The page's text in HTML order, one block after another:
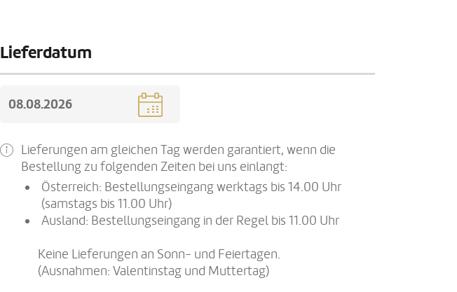
Lieferdatum
Lieferungen am gleichen Tag werden garantiert, wenn die
Bestellung zu folgenden Zeiten bei uns einlangt:
Österreich: Bestellungseingang werktags bis 14.00 Uhr
(samstags bis 11.00 Uhr)
Ausland: Bestellungseingang in der Regel bis 11.00 Uhr
Keine Lieferungen an Sonn- und Feiertagen.
(Ausnahmen: Valentinstag und Muttertag)